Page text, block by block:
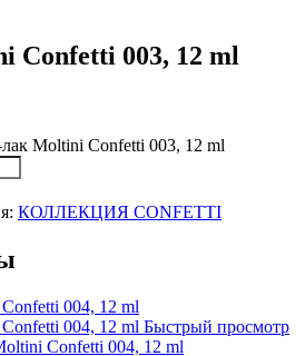
Confetti 003, 12 ml
лак Moltini Confetti 003, 12 ml
КОЛЛЕКЦИЯ CONFETTI
Быстрый просмотр